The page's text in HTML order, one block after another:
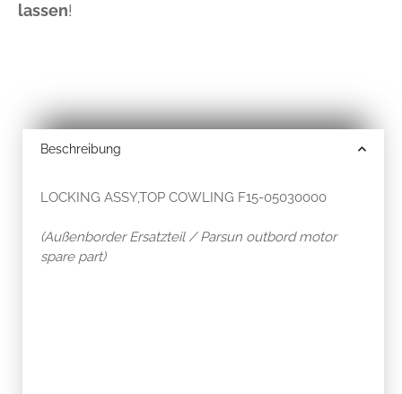
lassen!
Beschreibung
LOCKING ASSY,TOP COWLING F15-05030000
(Außenborder Ersatzteil / Parsun outbord motor
spare part)